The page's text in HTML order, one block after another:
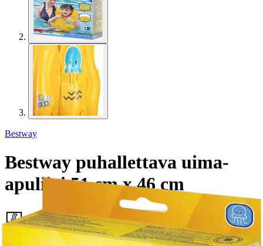
Bestway
Bestway puhallettava uima-
apuliivi 51 cm x 46 cm
5,09 €
Asiakasomistajahinta